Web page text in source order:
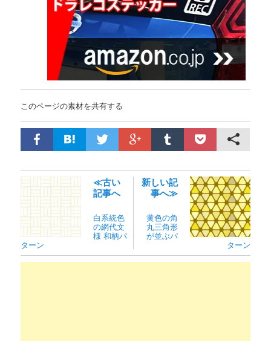
このページの素材を共有する
≪古い
記事へ
白系統色
の網代文
様 和柄パ
ターン
新しい記
事へ≫
黄色の角
丸三角形
が並ぶパ
ターン